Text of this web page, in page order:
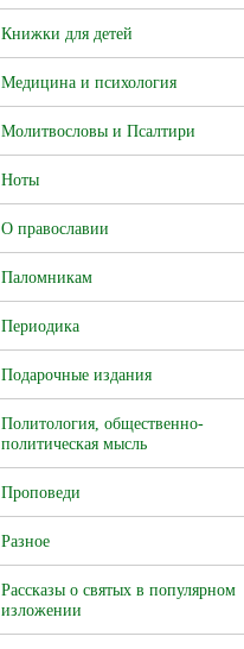
Книжки для детей
Медицина и психология
Молитвословы и Псалтири
Ноты
О православии
Паломникам
Периодика
Подарочные издания
Политология, общественно-
политическая мысль
Проповеди
Разное
Рассказы о святых в популярном
изложении